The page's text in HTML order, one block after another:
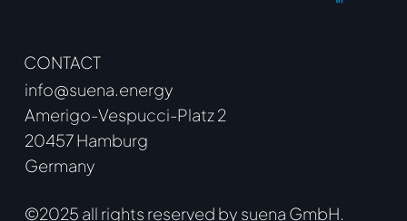
CONTACT
info@suena.energy
Amerigo-Vespucci-Platz 2
20457 Hamburg
Germany
©2025 all rights reserved by suena GmbH.